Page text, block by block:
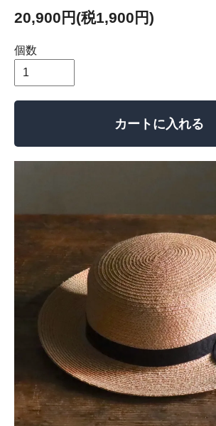
20,900円(税1,900円)
個数
カートに入れる